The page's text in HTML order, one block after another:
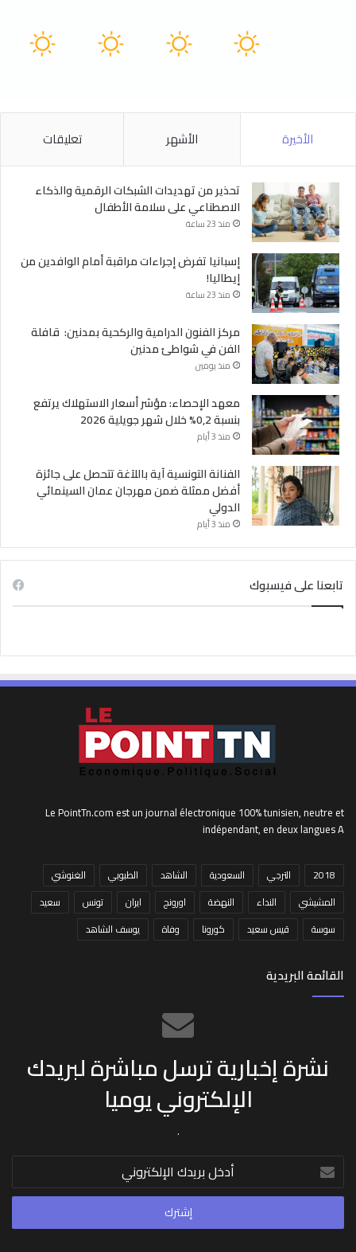
الأخيرة الأشهر تعليقات
تحذير من تهديدات الشبكات الرقمية والذكاء
الاصطناعي على سلامة الأطفال
منذ 23 ساعة
إسبانيا تفرض إجراءات مراقبة أمام الوافدين من
إيطاليا!
منذ 23 ساعة
مركز الفنون الدرامية والركحية بمدنين: قافلة
الفن في شواطئ مدنين
منذ يومين
معهد الإحصاء: مؤشر أسعار الاستهلاك يرتفع
بنسبة 0,2% خلال شهر جويلية 2026
منذ 3 أيام
الفنانة التونسية آية باللآغة تتحصل على جائزة
أفضل ممثلة ضمن مهرجان عمان السينمائي
الدولي
منذ 3 أيام
تابعنا على فيسبوك
Le PointTn.com est un journal électronique 100% tunisien, neutre et
indépendant, en deux langues A
2018 الترجي السعودية الشاهد الطبوبي
الغنوشي
المشيشي
النداء النهضة اورونج ايران تونس
سعيد
سوسة
قيس سعيد كورونا وفاة يوسف الشاهد
القائمة البريدية
نشرة إخبارية ترسل مباشرة لبريدك
الإلكتروني يوميا
.
أدخل
بريدك
الإلكتروني